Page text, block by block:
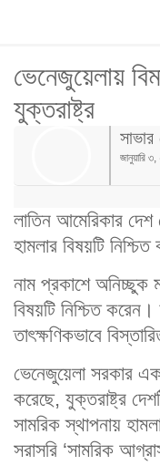
ভেনেজুয়েলায়
যুক্তরাষ্ট্র
জানুয়ারি
লাতিন আমেরিকার দেশ
হামলার বিষয়টি নিশ্চিত
নাম প্রকাশে অনিচ্ছুক
বিষয়টি নিশ্চিত করেন।
তাৎক্ষণিকভাবে
ভেনেজুয়েলা সরকার
করেছে, যুক্তরাষ্ট্র
সামরিক স্থাপনায়
সরাসরি ‘সামরিক